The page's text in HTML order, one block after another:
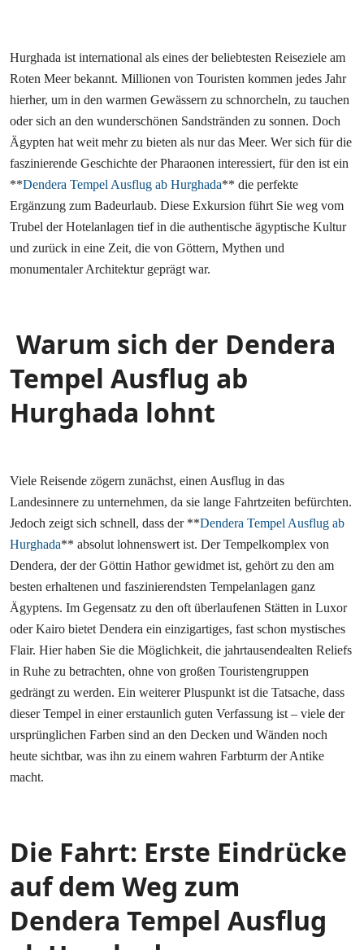
Hurghada ist international als eines der beliebtesten Reiseziele am
Roten Meer bekannt. Millionen von Touristen kommen jedes Jahr
hierher, um in den warmen Gewässern zu schnorcheln, zu tauchen
oder sich an den wunderschönen Sandstränden zu sonnen. Doch
Ägypten hat weit mehr zu bieten als nur das Meer. Wer sich für die
faszinierende Geschichte der Pharaonen interessiert, für den ist ein
**Dendera Tempel Ausflug ab Hurghada** die perfekte
Ergänzung zum Badeurlaub. Diese Exkursion führt Sie weg vom
Trubel der Hotelanlagen tief in die authentische ägyptische Kultur
und zurück in eine Zeit, die von Göttern, Mythen und
monumentaler Architektur geprägt war.
Warum sich der Dendera
Tempel Ausflug ab
Hurghada lohnt
Viele Reisende zögern zunächst, einen Ausflug in das
Landesinnere zu unternehmen, da sie lange Fahrtzeiten befürchten.
Jedoch zeigt sich schnell, dass der **Dendera Tempel Ausflug ab
Hurghada** absolut lohnenswert ist. Der Tempelkomplex von
Dendera, der der Göttin Hathor gewidmet ist, gehört zu den am
besten erhaltenen und faszinierendsten Tempelanlagen ganz
Ägyptens. Im Gegensatz zu den oft überlaufenen Stätten in Luxor
oder Kairo bietet Dendera ein einzigartiges, fast schon mystisches
Flair. Hier haben Sie die Möglichkeit, die jahrtausendealten Reliefs
in Ruhe zu betrachten, ohne von großen Touristengruppen
gedrängt zu werden. Ein weiterer Pluspunkt ist die Tatsache, dass
dieser Tempel in einer erstaunlich guten Verfassung ist – viele der
ursprünglichen Farben sind an den Decken und Wänden noch
heute sichtbar, was ihn zu einem wahren Farbturm der Antike
macht.
Die Fahrt: Erste Eindrücke
auf dem Weg zum
Dendera Tempel Ausflug